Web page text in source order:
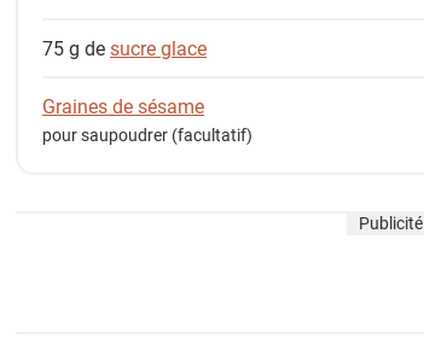
75 g desucre glace
Graines de sésame
pour saupoudrer (facultatif)
Publicité